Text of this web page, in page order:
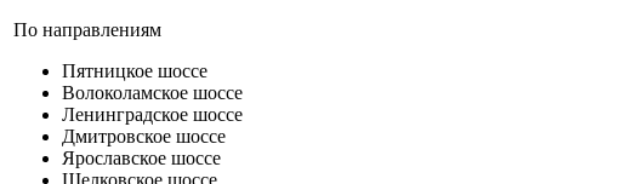
По направлениям
Пятницкое шоссе
Волоколамское шоссе
Ленинградское шоссе
Дмитровское шоссе
Ярославское шоссе
Щелковское шоссе